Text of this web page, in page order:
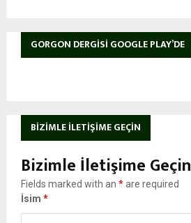
GORGON DERGISI GOOGLE PLAY’DE
BIZIMLE İLETIŞIME GEÇIN
Bizimle İletişime Geçin
Fields marked with an *are required
İsim *